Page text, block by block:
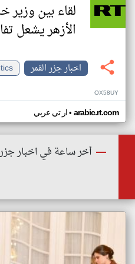
لقاء بين وزير
الأزهر يشعل
اخبار جزر القمر
OX58UY
ار تي عربي• arabic.rt.com
أخر ساعة في اخبار جزر